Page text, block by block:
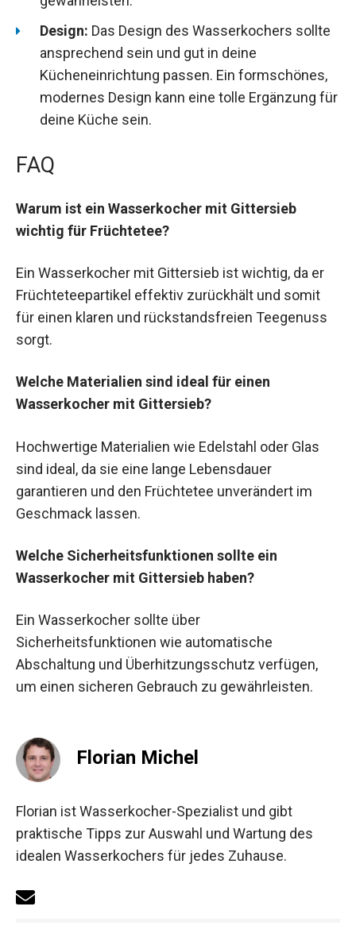
Design: Das Design des Wasserkochers sollte
ansprechend sein und gut in deine
Kücheneinrichtung passen. Ein formschönes,
modernes Design kann eine tolle Ergänzung für
deine Küche sein.
FAQ
Warum ist ein Wasserkocher mit Gittersieb
wichtig für Früchtetee?
Ein Wasserkocher mit Gittersieb ist wichtig, da er
Früchteteepartikel effektiv zurückhält und somit
für einen klaren und rückstandsfreien Teegenuss
sorgt.
Welche Materialien sind ideal für einen
Wasserkocher mit Gittersieb?
Hochwertige Materialien wie Edelstahl oder Glas
sind ideal, da sie eine lange Lebensdauer
garantieren und den Früchtetee unverändert im
Geschmack lassen.
Welche Sicherheitsfunktionen sollte ein
Wasserkocher mit Gittersieb haben?
Ein Wasserkocher sollte über
Sicherheitsfunktionen wie automatische
Abschaltung und Überhitzungsschutz verfügen,
um einen sicheren Gebrauch zu gewährleisten.
Florian Michel
Florian ist Wasserkocher-Spezialist und gibt
praktische Tipps zur Auswahl und Wartung des
idealen Wasserkochers für jedes Zuhause.